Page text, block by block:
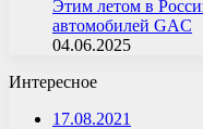
Этим летом в
автомобилей GAC
04.06.2025
Интересное
17.08.2021